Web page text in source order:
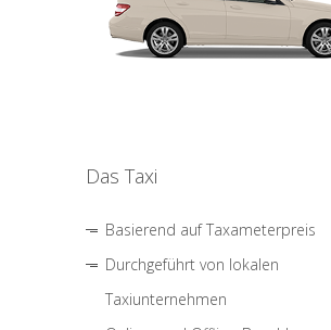
Das Taxi
Basierend auf Taxameterpreis
Durchgeführt von lokalen
Taxiunternehmen